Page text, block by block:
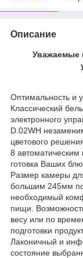
Описание
Уважаемые
Оптимальность и
Классический
электронного
D.02WH
цветового
8
готовка Ваших
Размер камеры
большим 245мм
необходимый
пищи.
весу или по
подготовки
Лаконичный и
состояние